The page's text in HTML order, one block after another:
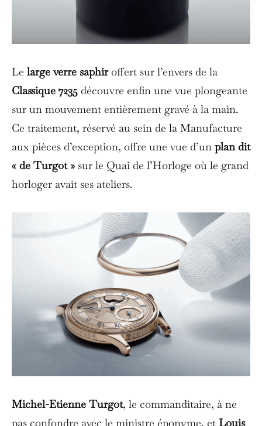
Le large verre saphiroffert sur l’envers de la
Classique 7235 découvre enfin une vue plongeante
sur un mouvement entièrement gravé à la main.
Ce traitement, réservé au sein de la Manufacture
aux pièces d’exception, offre une vue d’un plan dit
« de Turgot » sur le Quai de l’Horloge où le grand
horloger avait ses ateliers.
Michel-Etienne Turgot, le commanditaire, à ne
pas confondre avec le ministre éponyme, et Louis